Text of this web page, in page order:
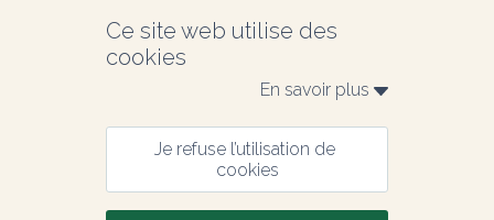
Ce site web utilise des
cookies
En savoir plus
Je refuse l’utilisation de
cookies